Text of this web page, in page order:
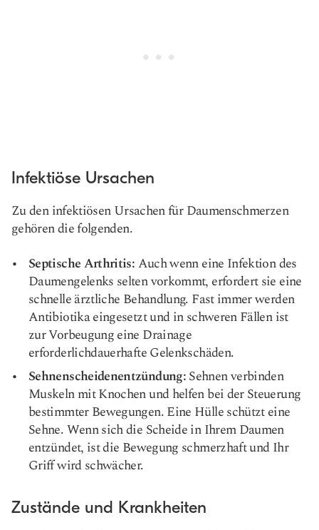
Infektiöse Ursachen
Zu den infektiösen Ursachen für Daumenschmerzen
gehören die folgenden.
Septische Arthritis:Auch wenn eine Infektion des
Daumengelenks selten vorkommt, erfordert sie eine
schnelle ärztliche Behandlung. Fast immer werden
Antibiotika eingesetzt und in schweren Fällen ist
zur Vorbeugung eine Drainage
erforderlichdauerhafte Gelenkschäden.
Sehnenscheidenentzündung:Sehnen verbinden
Muskeln mit Knochen und helfen bei der Steuerung
bestimmter Bewegungen. Eine Hülle schützt eine
Sehne. Wenn sich die Scheide in Ihrem Daumen
entzündet, ist die Bewegung schmerzhaft und Ihr
Griff wird schwächer.
Zustände und Krankheiten